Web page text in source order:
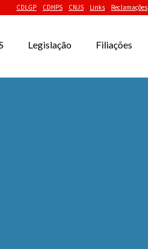
CDLGP CDHPS CNJS Links Reclamações
Legislação Filiações